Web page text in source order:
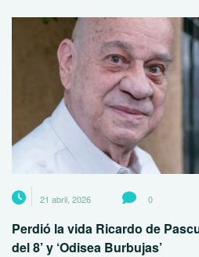
21 abril, 2026 0
Perdió la vida Ricardo de
del 8’ y ‘Odisea Burbujas’